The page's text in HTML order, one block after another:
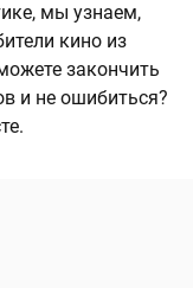
мы узнаем,
кино из
закончить
и не ошибиться?